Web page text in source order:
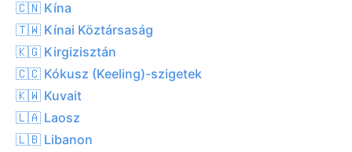
🇨🇳 Kína
🇹🇼 Kínai Köztársaság
🇰🇬 Kirgizisztán
🇨🇨 Kókusz (Keeling)-szigetek
🇰🇼 Kuvait
🇱🇦 Laosz
🇱🇧 Libanon